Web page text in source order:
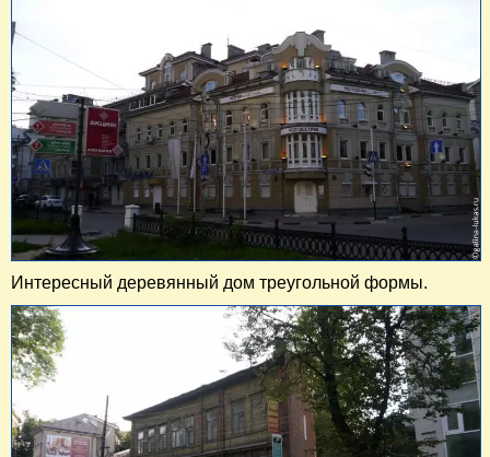
Интересный деревянный дом треугольной формы.